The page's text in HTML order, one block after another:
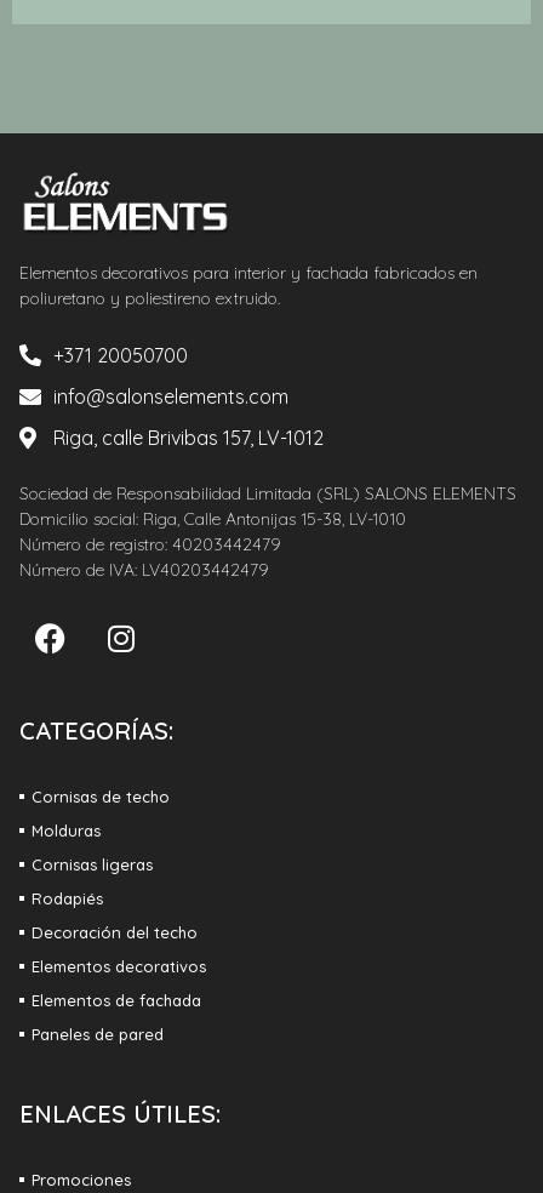
Elementos decorativos para interior y fachada fabricados en
poliuretano y poliestireno extruido.
+371 20050700
info@salonselements.com
Riga, calle Brivibas 157, LV-1012
Sociedad de Responsabilidad Limitada (SRL) SALONS ELEMENTS
Domicilio social: Riga, Calle Antonijas 15-38, LV-1010
Número de registro: 40203442479
Número de IVA: LV40203442479
CATEGORÍAS:
Cornisas de techo
Molduras
Cornisas ligeras
Rodapiés
Decoración del techo
Elementos decorativos
Elementos de fachada
Paneles de pared
ENLACES ÚTILES:
Promociones